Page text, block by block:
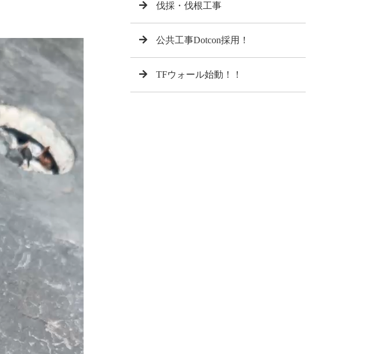
伐採・伐根工事
公共工事Dotcon採用！
TFウォール始動！！